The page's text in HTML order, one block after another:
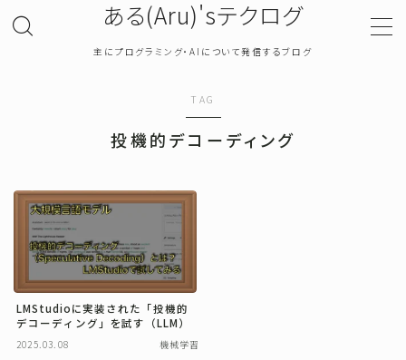
ある(Aru)'sテクログ
主にプログラミング・AIについて発信するブログ
お問い合わせ
確率・統計
プログラミング
TAG
投機的デコーディング
LMStudioに実装された「投機的
デコーディング」を試す（LLM）
2025.03.08 機械学習